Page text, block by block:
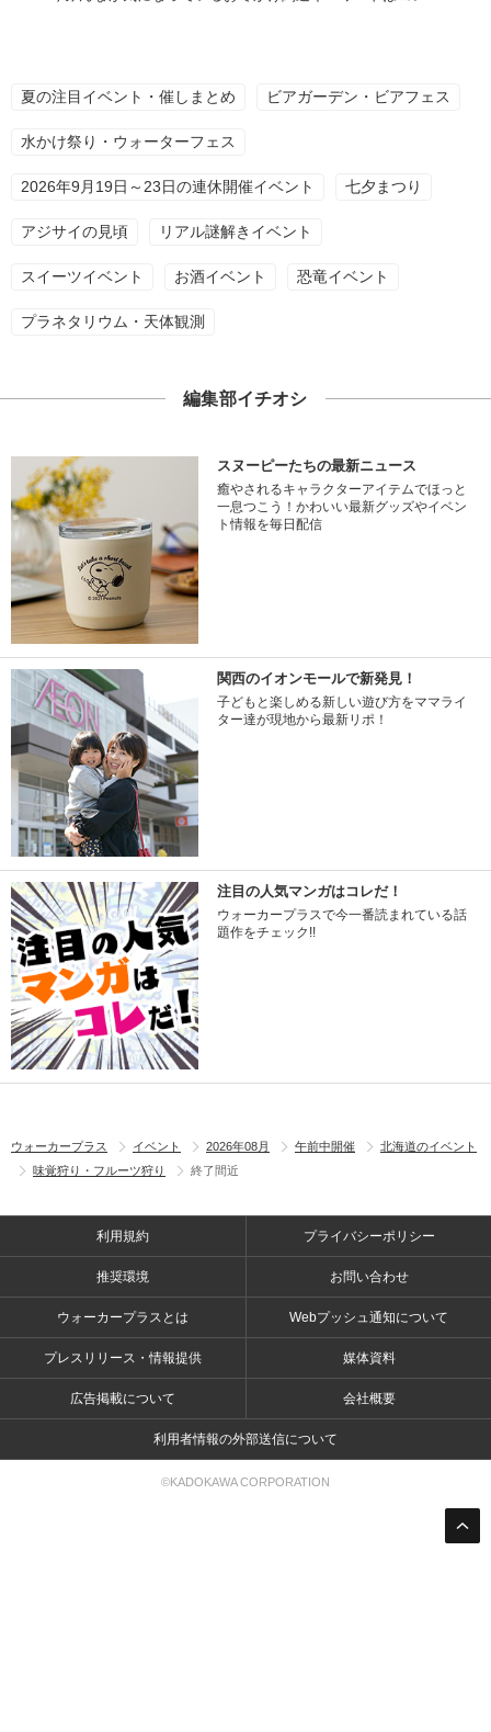
夏の注目イベント・催しまとめ ビアガーデン・ビアフェス
水かけ祭り・ウォーターフェス
2026年9月19日～23日の連休開催イベント 七夕まつり
アジサイの見頃 リアル謎解きイベント
スイーツイベント お酒イベント 恐竜イベント
プラネタリウム・天体観測
編集部イチオシ
スヌーピーたちの最新ニュース
癒やされるキャラクターアイテムでほっと
一息つこう！かわいい最新グッズやイベン
ト情報を毎日配信
関西のイオンモールで新発見！
子どもと楽しめる新しい遊び方をママライ
ター達が現地から最新リポ！
注目の人気マンガはコレだ！
ウォーカープラスで今一番読まれている話
題作をチェック!!
ウォーカープラス イベント 2026年08月 午前中開催
北海道のイベント
味覚狩り・フルーツ狩り
終了間近
利用規約 プライバシーポリシー
推奨環境 お問い合わせ
ウォーカープラスとは Webプッシュ通知について
プレスリリース・情報提供 媒体資料
広告掲載について 会社概要
利用者情報の外部送信について
©KADOKAWA CORPORATION